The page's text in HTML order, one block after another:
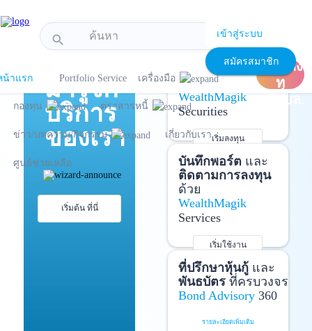
search เข้าสู่ระบบ
สมัครสมาชิก
น้าแรก
Portfolio Service เครื่องมือ
กองทุน ตราสารหนี้
ข่าว/บทความ/กิจกรรม เกี่ยวกับเรา
ศูนย์ช่วยเหลือ
เปิด
บัญชีลง
ทุ
นกับบล.
แนะนำ
มารู้จัก
บริการ
ของเรา
เริ่มต้น ที่นี่
เปิดบัญชี
และ
ลงทุนด้วยตัวเอง
ได้ที่
WealthMagik
Securities
เริ่มลงทุน
รายละเอียดเพิ่มเติม
บันทึกพอร์ตและ
ติดตามการลงทุน
ด้วย
WealthMagik
Services
เริ่มใช้งาน
รายละเอียดเพิ่มเติม
ที่ปรึกษาหุ้นกู้และ
พันธบัตรที่ครบวงจร
Bond Advisory360
รายละเอียดเพิ่มเติม